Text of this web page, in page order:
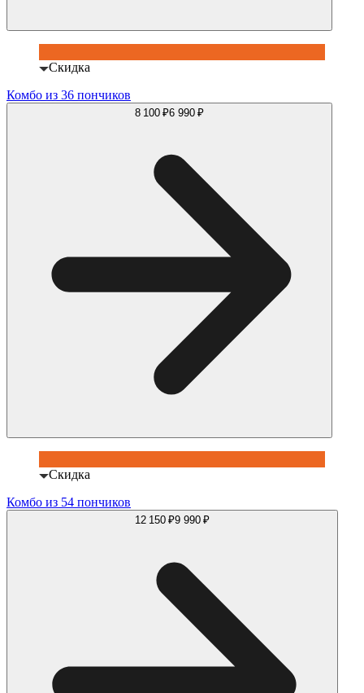
Скидка
Комбо из 36 пончиков
8 100 ₽6 990 ₽
Скидка
Комбо из 54 пончиков
12 150 ₽9 990 ₽